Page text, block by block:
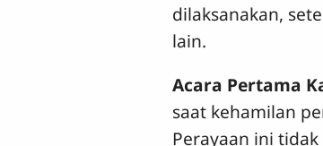
dilaksanakan,
lain.
Acara Pertama
saat kehamilan
Perayaan ini